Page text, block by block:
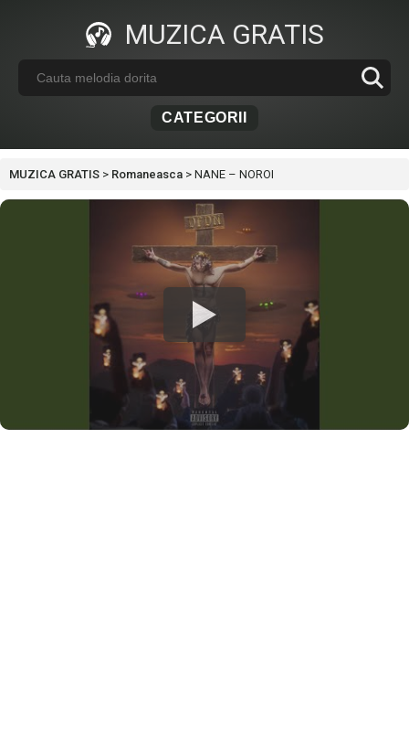
MUZICA GRATIS
CATEGORII
MUZICA GRATIS > Romaneasca > NANE – NOROI